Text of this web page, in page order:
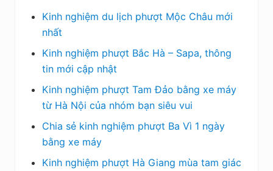
Kinh nghiệm du lịch phượt Mộc Châu mới
nhất
Kinh nghiệm phượt Bắc Hà – Sapa, thông
tin mới cập nhật
Kinh nghiệm phượt Tam Đảo bằng xe máy
từ Hà Nội của nhóm bạn siêu vui
Chia sẻ kinh nghiệm phượt Ba Vì 1 ngày
bằng xe máy
Kinh nghiệm phượt Hà Giang mùa tam giác